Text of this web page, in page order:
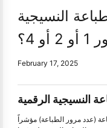
النسيجية
February 17, 2025
النسيجية الرقمية
(عدد مرور الطباعة) مؤشراً